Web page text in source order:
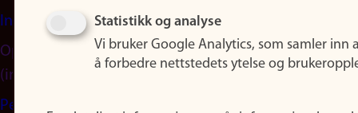
Informasjonskapsler
Oppdater samtykke
(informasjonskapsler)
Personvern
Statistikk og analyse
Vi bruker Google Analytics, som samler inn
å forbedre nettstedets ytelse og